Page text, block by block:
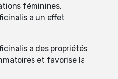
féminines.
a un effet
a des propriétés
et favorise la